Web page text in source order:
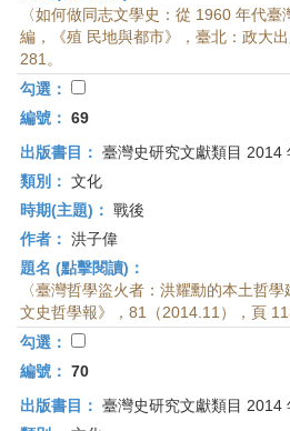
〈如何做同志文學史：從 1960 年代
編，《殖 民地與都市》，臺北：政大
281。
勾選：
編號： 69
出版書目： 臺灣史研究文獻類目 2014
類別： 文化
時期(主題)： 戰後
作者： 洪子偉
題名 (點擊閱讀)：
〈臺灣哲學盜火者：洪耀勳的本土哲
文史哲學報》，81（2014.11），頁
勾選：
編號： 70
出版書目： 臺灣史研究文獻類目 2014